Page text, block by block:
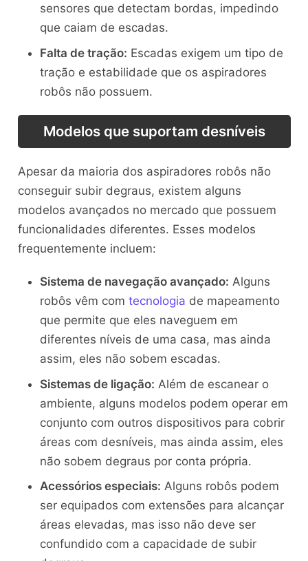
sensores que detectam bordas, impedindo
que caiam de escadas.
Falta de tração: Escadas exigem um tipo de
tração e estabilidade que os aspiradores
robôs não possuem.
Modelos que suportam desníveis
Apesar da maioria dos aspiradores robôs não
conseguir subir degraus, existem alguns
modelos avançados no mercado que possuem
funcionalidades diferentes. Esses modelos
frequentemente incluem:
Sistema de navegação avançado: Alguns
robôs vêm com tecnologia de mapeamento
que permite que eles naveguem em
diferentes níveis de uma casa, mas ainda
assim, eles não sobem escadas.
Sistemas de ligação: Além de escanear o
ambiente, alguns modelos podem operar em
conjunto com outros dispositivos para cobrir
áreas com desníveis, mas ainda assim, eles
não sobem degraus por conta própria.
Acessórios especiais: Alguns robôs podem
ser equipados com extensões para alcançar
áreas elevadas, mas isso não deve ser
confundido com a capacidade de subir